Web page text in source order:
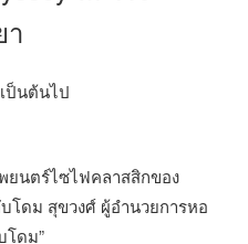
ป็นต้นไป
พยนตร์ไซไฟคลาสสิกของ
ดม สุขวงศ์ ผู้อำนวยการหอ
โดม”